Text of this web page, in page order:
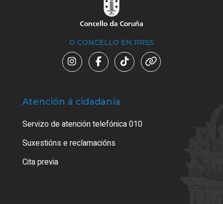
O CONCELLO EN RRSS
Atención á cidadanía
Servizo de atención telefónica 010
Suxestións e reclamacións
Cita previa